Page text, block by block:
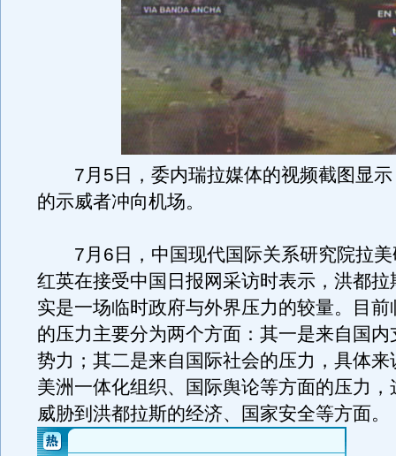
7月5日，委内瑞拉媒体的视频截图显示
的示威者冲向机场。
7月6日，中国现代国际关系研究院拉美
红英在接受中国日报网采访时表示，洪都拉
实是一场临时政府与外界压力的较量。目前
的压力主要分为两个方面：其一是来自国内
势力；其二是来自国际社会的压力，具体来
美洲一体化组织、国际舆论等方面的压力，
威胁到洪都拉斯的经济、国家安全等方面。